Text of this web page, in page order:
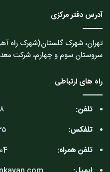
آدرس دفتر مرکزی
تهران، شهرک گلستان(شهرک راه
سروستان سوم و چهارم، شرکت
راه های ارتباطی
تلفن:
تلفکس:
تلفن همراه: